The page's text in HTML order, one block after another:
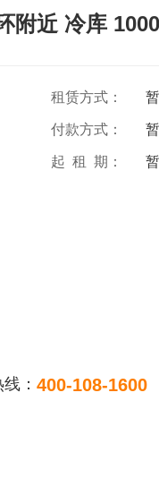
附近 冷库
租赁方式：
付款方式：
起 租 期：
： 400-108-1600